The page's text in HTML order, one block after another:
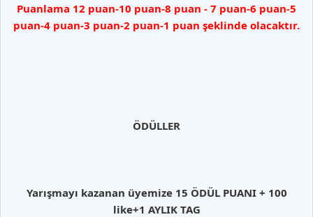
Puanlama 12 puan-10 puan-8 puan - 7 puan-6 puan-5
puan-4 puan-3 puan-2 puan-1 puan şeklinde olacaktır.
ÖDÜLLER
Yarışmayı kazanan üyemize 15 ÖDÜL PUANI + 100
like+1 AYLIK TAG